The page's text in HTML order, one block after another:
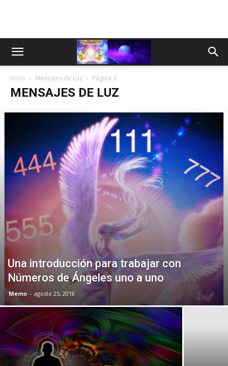
Inicio Mensajes de Luz Página 3
MENSAJES DE LUZ
Una introducción para trabajar con
Números de Ángeles uno a uno
Memo - agosto 25, 2018